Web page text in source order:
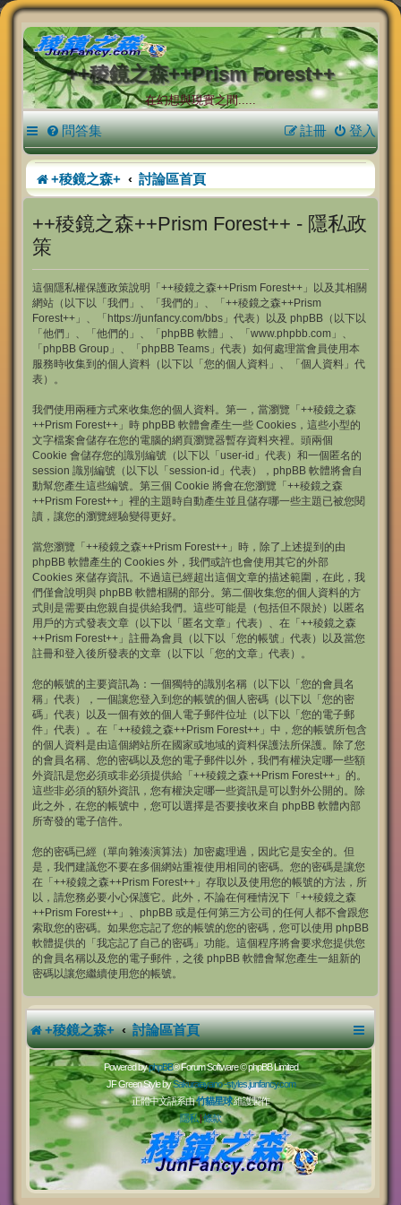
++稜鏡之森++Prism Forest++
在幻想與現實之間.....
問答集 登入
註冊
+稜鏡之森+ 討論區首頁
++稜鏡之森++Prism Forest++ - 隱私政
策
這個隱私權保護政策說明「++稜鏡之森++Prism Forest++」以及其相關
網站（以下以「我們」、「我們的」、「++稜鏡之森++Prism
Forest++」、「https://junfancy.com/bbs」代表）以及 phpBB（以下以
「他們」、「他們的」、「phpBB 軟體」、「www.phpbb.com」、
「phpBB Group」、「phpBB Teams」代表）如何處理當會員使用本
服務時收集到的個人資料（以下以「您的個人資料」、「個人資料」代
表）。
我們使用兩種方式來收集您的個人資料。第一，當瀏覽「++稜鏡之森
++Prism Forest++」時 phpBB 軟體會產生一些 Cookies，這些小型的
文字檔案會儲存在您的電腦的網頁瀏覽器暫存資料夾裡。頭兩個
Cookie 會儲存您的識別編號（以下以「user-id」代表）和一個匿名的
session 識別編號（以下以「session-id」代表），phpBB 軟體將會自
動幫您產生這些編號。第三個 Cookie 將會在您瀏覽「++稜鏡之森
++Prism Forest++」裡的主題時自動產生並且儲存哪一些主題已被您閱
讀，讓您的瀏覽經驗變得更好。
當您瀏覽「++稜鏡之森++Prism Forest++」時，除了上述提到的由
phpBB 軟體產生的 Cookies 外，我們或許也會使用其它的外部
Cookies 來儲存資訊。不過這已經超出這個文章的描述範圍，在此，我
們僅會說明與 phpBB 軟體相關的部分。第二個收集您的個人資料的方
式則是需要由您親自提供給我們。這些可能是（包括但不限於）以匿名
用戶的方式發表文章（以下以「匿名文章」代表）、在「++稜鏡之森
++Prism Forest++」註冊為會員（以下以「您的帳號」代表）以及當您
註冊和登入後所發表的文章（以下以「您的文章」代表）。
您的帳號的主要資訊為：一個獨特的識別名稱（以下以「您的會員名
稱」代表），一個讓您登入到您的帳號的個人密碼（以下以「您的密
碼」代表）以及一個有效的個人電子郵件位址（以下以「您的電子郵
件」代表）。在「++稜鏡之森++Prism Forest++」中，您的帳號所包含
的個人資料是由這個網站所在國家或地域的資料保護法所保護。除了您
的會員名稱、您的密碼以及您的電子郵件以外，我們有權決定哪一些額
外資訊是您必須或非必須提供給「++稜鏡之森++Prism Forest++」的。
這些非必須的額外資訊，您有權決定哪一些資訊是可以對外公開的。除
此之外，在您的帳號中，您可以選擇是否要接收來自 phpBB 軟體內部
所寄發的電子信件。
您的密碼已經（單向雜湊演算法）加密處理過，因此它是安全的。但
是，我們建議您不要在多個網站重複使用相同的密碼。您的密碼是讓您
在「++稜鏡之森++Prism Forest++」存取以及使用您的帳號的方法，所
以，請您務必要小心保護它。此外，不論在何種情況下「++稜鏡之森
++Prism Forest++」、phpBB 或是任何第三方公司的任何人都不會跟您
索取您的密碼。如果您忘記了您的帳號的您的密碼，您可以使用 phpBB
軟體提供的「我忘記了自己的密碼」功能。這個程序將會要求您提供您
的會員名稱以及您的電子郵件，之後 phpBB 軟體會幫您產生一組新的
密碼以讓您繼續使用您的帳號。
+稜鏡之森+ 討論區首頁
Powered byphpBB® Forum Software © phpBB Limited
JF Green Style bySakuraiayano -styles.junfancy.com
正體中文語系由竹貓星球維護製作
隱私|條款